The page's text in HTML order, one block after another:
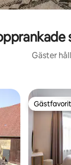
Gäster
Gästfavorit
Gästfavorit